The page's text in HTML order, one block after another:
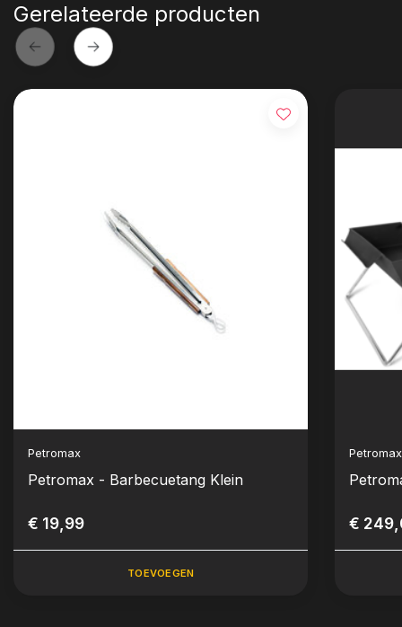
Gerelateerde producten
Petromax
Petromax - Barbecuetang Klein
€ 19,99
TOEVOEGEN
Petromax
€